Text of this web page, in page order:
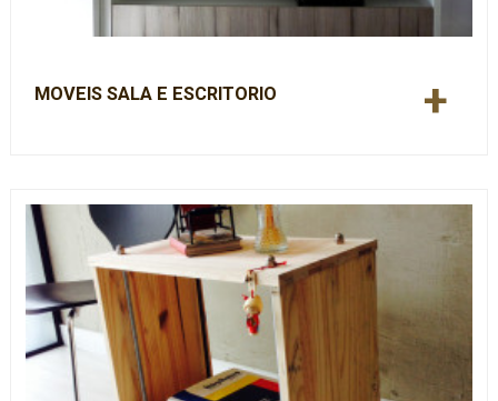
MOVEIS SALA E ESCRITORIO +